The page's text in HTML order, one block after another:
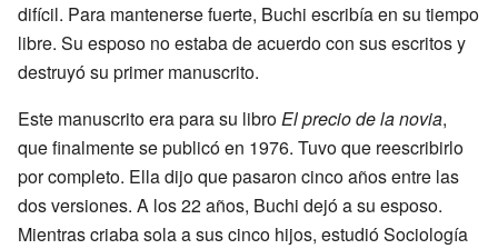
difícil. Para mantenerse fuerte, Buchi escribía en su tiempo
libre. Su esposo no estaba de acuerdo con sus escritos y
destruyó su primer manuscrito.
Este manuscrito era para su libroEl precio de la novia,
que finalmente se publicó en 1976. Tuvo que reescribirlo
por completo. Ella dijo que pasaron cinco años entre las
dos versiones. A los 22 años, Buchi dejó a su esposo.
Mientras criaba sola a sus cinco hijos, estudió Sociología